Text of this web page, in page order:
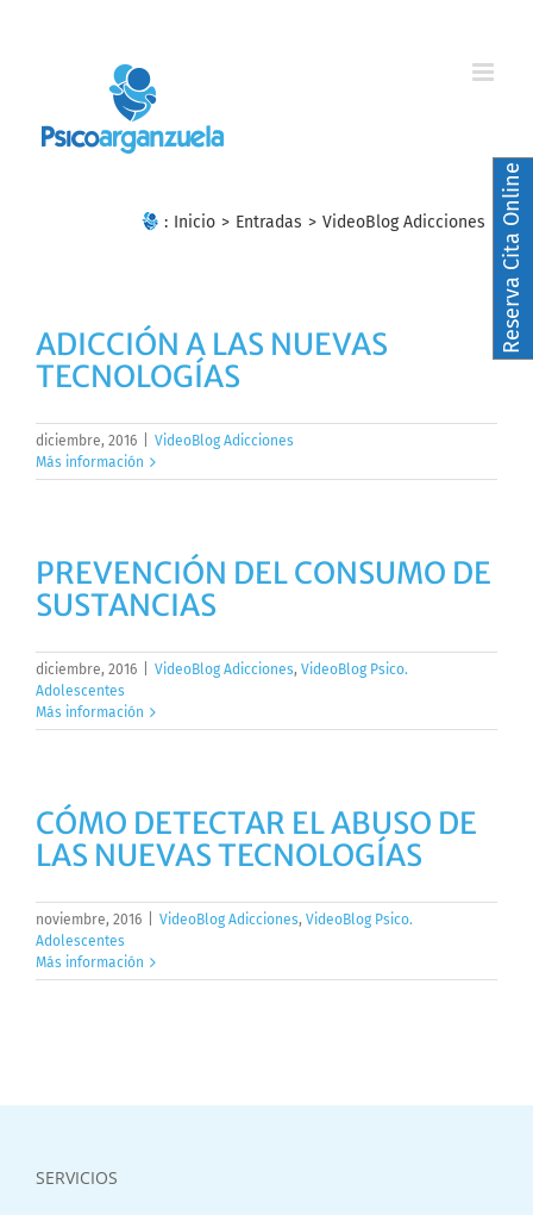
: Inicio > Entradas > VideoBlog Adicciones
ADICCIÓN A LAS NUEVAS
TECNOLOGÍAS
diciembre, 2016
VideoBlog Adicciones
Más información
PREVENCIÓN DEL CONSUMO DE
SUSTANCIAS
diciembre, 2016 VideoBlog Adicciones, VideoBlog Psico.
Adolescentes
Más información
CÓMO DETECTAR EL ABUSO DE
LAS NUEVAS TECNOLOGÍAS
noviembre, 2016 VideoBlog Adicciones, VideoBlog Psico.
Adolescentes
Más información
SERVICIOS
Reserva Cita Online